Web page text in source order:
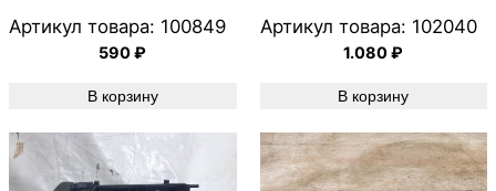
Артикул товара: 100849
590₽
В корзину
Артикул товара: 102040
1.080₽
В корзину